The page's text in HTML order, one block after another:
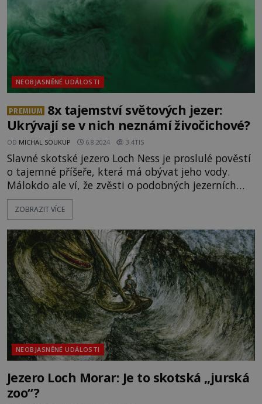
NEOBJASNĚNÉ UDÁLOSTI
PREMIUM
8x tajemství světových jezer:
Ukrývají se v nich neznámí živočichové?
OD MICHAL SOUKUP 6.8.2024 3.4TIS
Slavné skotské jezero Loch Ness je proslulé pověstí
o tajemné příšeře, která má obývat jeho vody.
Málokdo ale ví, že zvěsti o podobných jezerních
monstrech se vyskytují po celém světě a důkazy
jejich existence jsou mnohdy velmi přesvědčivé.
nejzajímavějších jezer z různých zemí, v jejichž
hlubinách se prý ukrývají záhadní a děsiví tvorové!
[gallery ids="1240
ZOBRAZIT VÍCE
NEOBJASNĚNÉ UDÁLOSTI
Jezero Loch Morar: Je to skotská „jurská
zoo“?